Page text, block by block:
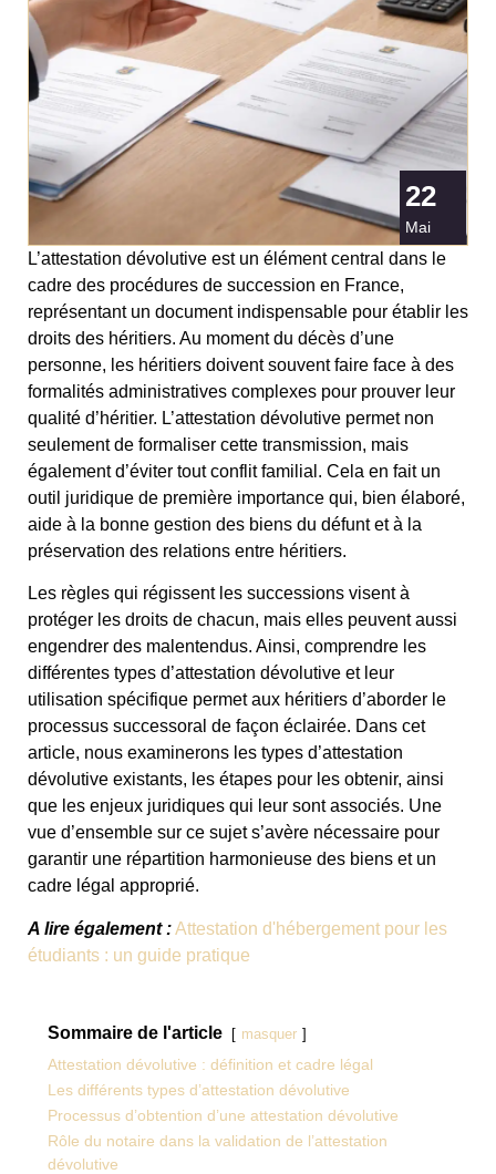
22
Mai
L’attestation dévolutive est un élément central dans le
cadre des procédures de succession en France,
représentant un document indispensable pour établir les
droits des héritiers. Au moment du décès d’une
personne, les héritiers doivent souvent faire face à des
formalités administratives complexes pour prouver leur
qualité d’héritier. L’attestation dévolutive permet non
seulement de formaliser cette transmission, mais
également d’éviter tout conflit familial. Cela en fait un
outil juridique de première importance qui, bien élaboré,
aide à la bonne gestion des biens du défunt et à la
préservation des relations entre héritiers.
Les règles qui régissent les successions visent à
protéger les droits de chacun, mais elles peuvent aussi
engendrer des malentendus. Ainsi, comprendre les
différentes types d’attestation dévolutive et leur
utilisation spécifique permet aux héritiers d’aborder le
processus successoral de façon éclairée. Dans cet
article, nous examinerons les types d’attestation
dévolutive existants, les étapes pour les obtenir, ainsi
que les enjeux juridiques qui leur sont associés. Une
vue d’ensemble sur ce sujet s’avère nécessaire pour
garantir une répartition harmonieuse des biens et un
cadre légal approprié.
A lire également :Attestation d'hébergement pour les
étudiants : un guide pratique
Sommaire de l'article masquer
Attestation dévolutive : définition et cadre légal
Les différents types d’attestation dévolutive
Processus d’obtention d’une attestation dévolutive
Rôle du notaire dans la validation de l’attestation
dévolutive